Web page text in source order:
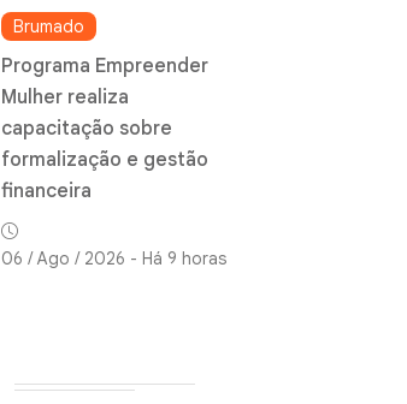
Brumado
Programa Empreender
Mulher realiza
capacitação sobre
formalização e gestão
financeira
06 / Ago / 2026 - Há 9 horas